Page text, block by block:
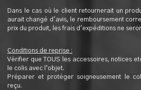
Dans le cas où le client retournerait un
aurait changé d'avis, le remboursement
prix du produit, les frais d'expéditions ne
Conditions de reprise :
Vérifier que TOUS les accessoires, notices
le colis avec l’objet.
Préparer et protéger soigneusement le
reçu.